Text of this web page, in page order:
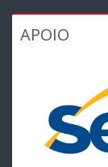
APOIO